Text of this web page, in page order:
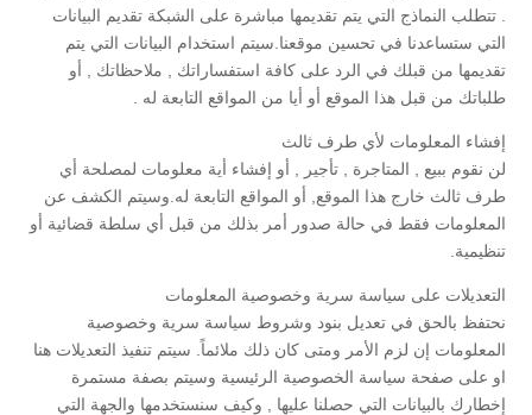
. تتطلب النماذج التي يتم تقديمها مباشرة على الشبكة تقديم البيانات
التي ستساعدنا في تحسين موقعنا.سيتم استخدام البيانات التي يتم
تقديمها من قبلك في الرد على كافة استفساراتك , ملاحظاتك , أو
طلباتك من قبل هذا الموقع أو أيا من المواقع التابعة له .
إفشاء المعلومات لأي طرف ثالث
لن نقوم ببيع , المتاجرة , تأجير , أو إفشاء أية معلومات لمصلحة أي
طرف ثالث خارج هذا الموقع, أو المواقع التابعة له.وسيتم الكشف عن
المعلومات فقط في حالة صدور أمر بذلك من قبل أي سلطة قضائية أو
تنظيمية.
التعديلات على سياسة سرية وخصوصية المعلومات
نحتفظ بالحق في تعديل بنود وشروط سياسة سرية وخصوصية
المعلومات إن لزم الأمر ومتى كان ذلك ملائماً. سيتم تنفيذ التعديلات هنا
او على صفحة سياسة الخصوصية الرئيسية وسيتم بصفة مستمرة
إخطارك بالبيانات التي حصلنا عليها , وكيف سنستخدمها والجهة التي